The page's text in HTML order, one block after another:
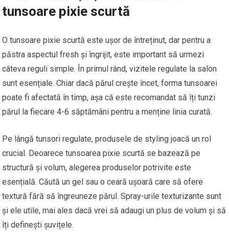
tunsoare pixie scurtă
O tunsoare pixie scurtă este ușor de întreținut, dar pentru a
păstra aspectul fresh și îngrijit, este important să urmezi
câteva reguli simple. În primul rând, vizitele regulate la salon
sunt esențiale. Chiar dacă părul crește încet, forma tunsoarei
poate fi afectată în timp, așa că este recomandat să îți tunzi
părul la fiecare 4-6 săptămâni pentru a menține linia curată.
Pe lângă tunsori regulate, produsele de styling joacă un rol
crucial. Deoarece tunsoarea pixie scurtă se bazează pe
structură și volum, alegerea produselor potrivite este
esențială. Căută un gel sau o ceară ușoară care să ofere
textură fără să îngreuneze părul. Spray-urile texturizante sunt
și ele utile, mai ales dacă vrei să adaugi un plus de volum și să
îți definești șuvițele.